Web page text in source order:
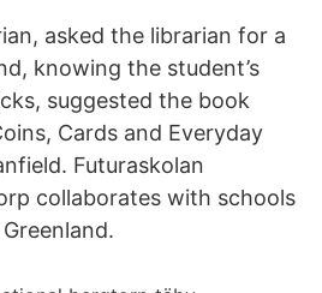
asked the librarian for a
knowing the student’s
suggested the book
Cards and Everyday
Futuraskolan
collaborates with schools